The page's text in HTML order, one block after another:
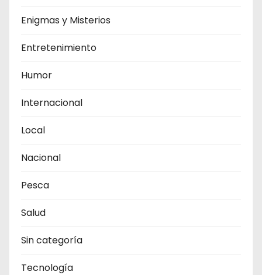
Enigmas y Misterios
Entretenimiento
Humor
Internacional
Local
Nacional
Pesca
Salud
Sin categoría
Tecnología